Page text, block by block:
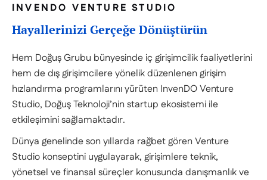
INVENDO VENTURE STUDIO
Hayallerinizi Gerçeğe Dönüştürün
Hem Doğuş Grubu bünyesinde iç girişimcilik faaliyetlerini
hem de dış girişimcilere yönelik düzenlenen girişim
hızlandırma programlarını yürüten InvenDO Venture
Studio, Doğuş Teknoloji’nin startup ekosistemi ile
etkileşimini sağlamaktadır.
Dünya genelinde son yıllarda rağbet gören Venture
Studio konseptini uygulayarak, girişimlere teknik,
yönetsel ve finansal süreçler konusunda danışmanlık ve